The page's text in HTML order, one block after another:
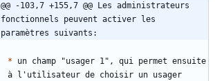
@@ -103,7 +155,7 @@ Les administrateurs
fonctionnels peuvent activer les
paramètres suivants:
* un champ "usager 1", qui permet ensuite
à l'utilisateur de choisir un usager